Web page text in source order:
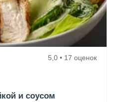
5,0 • 17 оценок
и соусом